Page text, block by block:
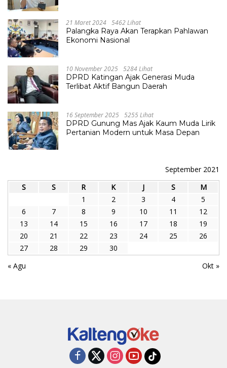
21 Maret 2024 5462 Lihat
Palangka Raya Akan Terapkan Pahlawan
Ekonomi Nasional
10 November 2025 5284 Lihat
DPRD Katingan Ajak Generasi Muda
Terlibat Aktif Bangun Daerah
16 September 2025 5255 Lihat
DPRD Gunung Mas Ajak Kaum Muda Lirik
Pertanian Modern untuk Masa Depan
September 2021
S
S R K J S
M
1
2 3 4
5
6
7 8 9 10 11
12
13
14 15 16 17 18
19
20
21 22 23 24 25
26
27
28 29
30
« Agu
Okt »